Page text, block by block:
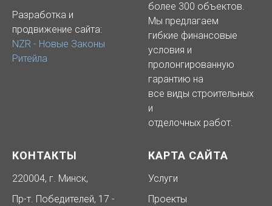
Разработка и
продвижение сайта:
NZR - Новые Законы
Ритейла
более 300 объектов.
Мы предлагаем
гибкие финансовые
условия и
пролонгированную
гарантию на
все виды строительных
и
отделочных работ.
КОНТАКТЫ
220004, г. Минск,
Пр-т. Победителей, 17 -
КАРТА САЙТА
Услуги
Проекты